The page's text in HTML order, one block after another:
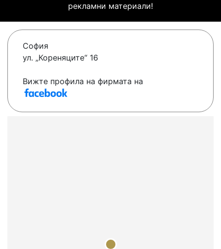
рекламни материали!
София
ул. „Кореняците“ 16
Вижте профила на фирмата на